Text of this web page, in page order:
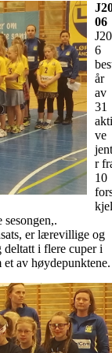
06
6
år
av
31
akti
ve
r
10
er lærevillige og
i flere cuper i
et av høydepunktene.